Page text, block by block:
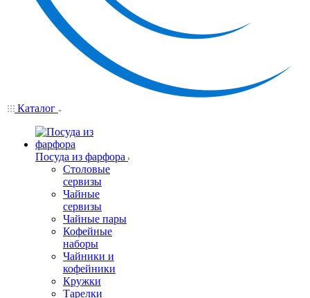
Каталог
Посуда из фарфора
Столовые
сервизы
Чайные
сервизы
Чайные пары
Кофейные
наборы
Чайники и
кофейники
Кружки
Тарелки